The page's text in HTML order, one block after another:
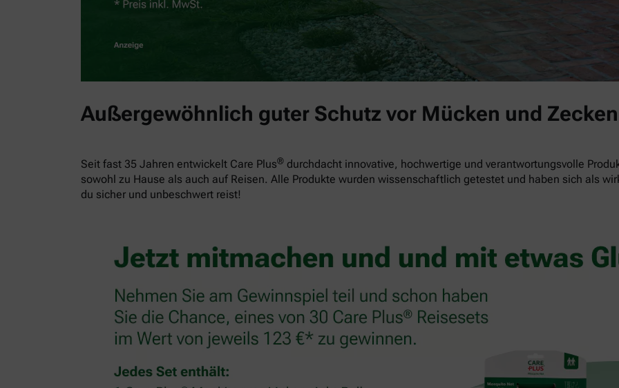
Außergewöhnlich guter Schutz vor Mücken und
Seit fast 35 Jahren entwickelt Care Plus® durchdacht innovative, hochwertige und verantwortungsvolle
sowohl zu Hause als auch auf Reisen. Alle Produkte wurden wissenschaftlich getestet und haben sich als
du sicher und unbeschwert reist!